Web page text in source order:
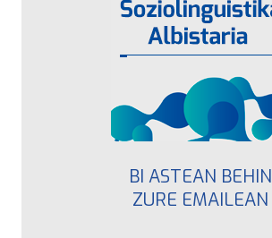
BI ASTEAN BEHIN
ZURE EMAILEAN